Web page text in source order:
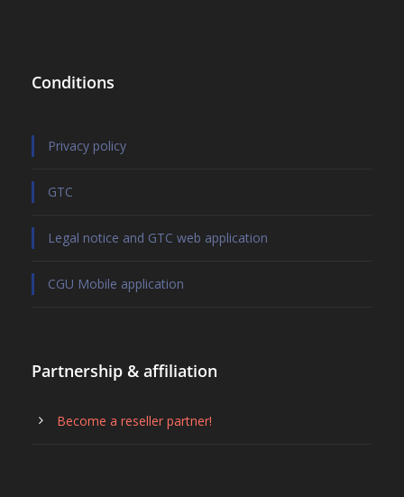
Conditions
Privacy policy
GTC
Legal notice and GTC web application
CGU Mobile application
Partnership & affiliation
Become a reseller partner!